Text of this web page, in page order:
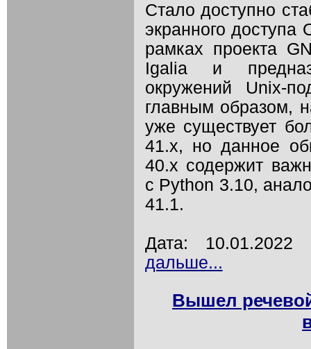
Стало доступно
экранного
рамках проекта
Igalia и
окружений Unix-
главным образом,
уже существует
41.x, но данное
40.x содержит
с Python 3.10,
41.1.
Дата:
дальше...
Вышел